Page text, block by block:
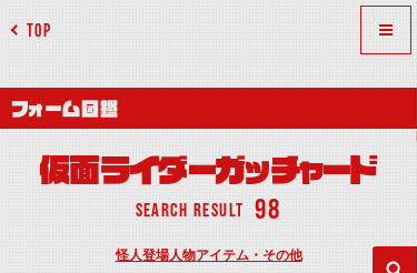
TOP
フォーム図鑑
仮面ライダーガッチャード
SEARCH RESULT 98
怪人登場人物アイテム・その他